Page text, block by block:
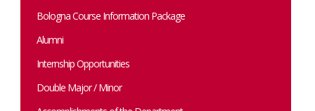
Bologna Course Information Package
Alumni
Internship Opportunities
Double Major / Minor